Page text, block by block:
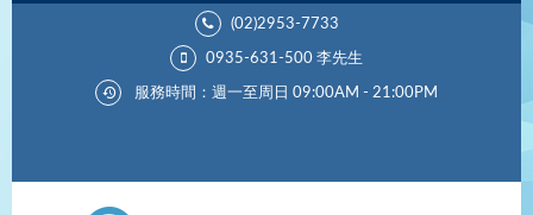
(02)2953-7733
0935-631-500 李先生
服務時間：週一至周日 09:00AM - 21:00PM